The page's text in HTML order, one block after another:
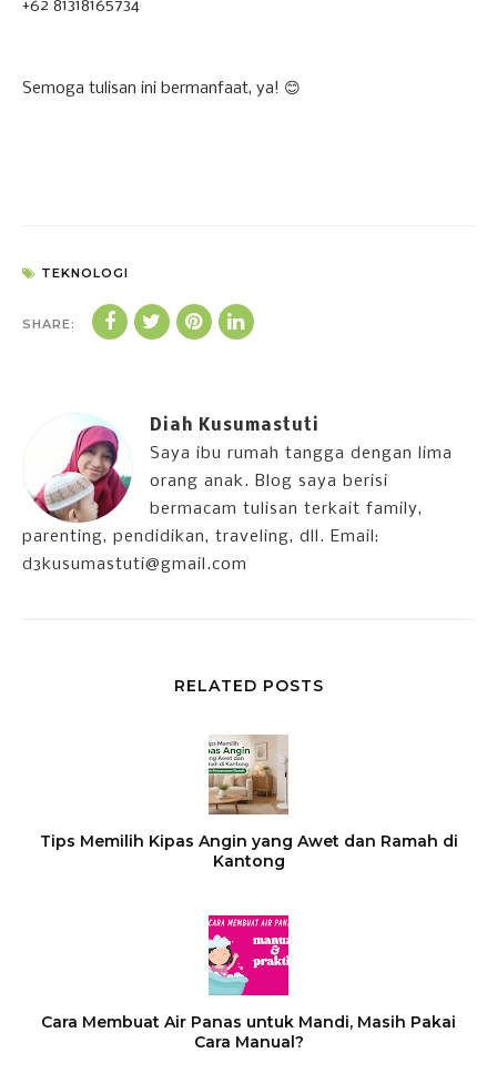
+62 81318165734
Semoga tulisan ini bermanfaat, ya! 😊
TEKNOLOGI
SHARE:
Diah Kusumastuti
Saya ibu rumah tangga dengan lima
orang anak. Blog saya berisi
bermacam tulisan terkait family,
parenting, pendidikan, traveling, dll. Email:
d3kusumastuti@gmail.com
RELATED POSTS
Tips Memilih Kipas Angin yang Awet dan Ramah di
Kantong
Cara Membuat Air Panas untuk Mandi, Masih Pakai
Cara Manual?